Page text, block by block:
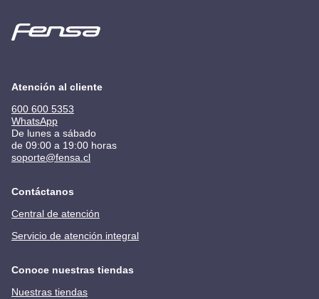
Atención al cliente
600 600 5353
WhatsApp
De lunes a sábado
de 09:00 a 19:00 horas
soporte@fensa.cl
Contáctanos
Central de atención
Servicio de atención integral
Conoce nuestras tiendas
Nuestras tiendas